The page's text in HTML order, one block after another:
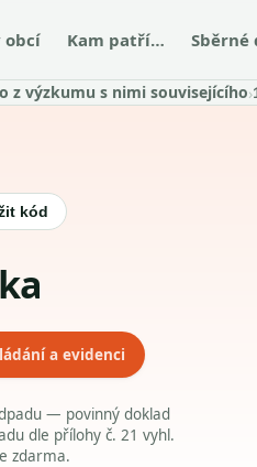
obcí Kam patří… Sběrné
z výzkumu s nimi souvisejícího›
kód
a evidenci
— povinný doklad
dle přílohy č. 21 vyhl.
zdarma.